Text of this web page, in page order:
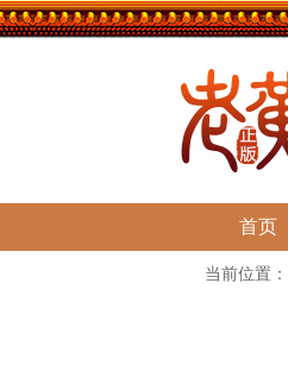
首页
当前位置：